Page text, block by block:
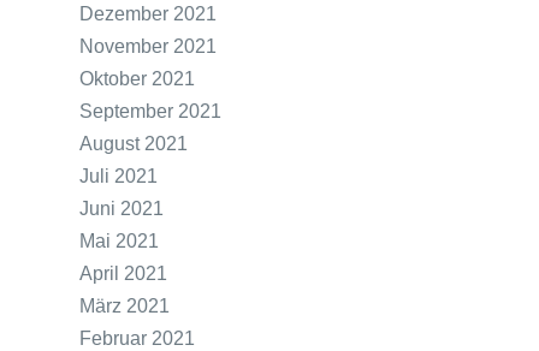
Dezember 2021
November 2021
Oktober 2021
September 2021
August 2021
Juli 2021
Juni 2021
Mai 2021
April 2021
März 2021
Februar 2021